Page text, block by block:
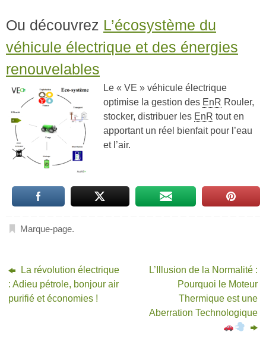
Ou découvrez L’écosystème du
véhicule électrique et des énergies
renouvelables
Le « VE » véhicule électrique
optimise la gestion des EnR Rouler,
stocker, distribuer les EnR tout en
apportant un réel bienfait pour l’eau
et l’air.
Marque-page.
La révolution électrique
: Adieu pétrole, bonjour air
purifié et économies !
L’Illusion de la Normalité :
Pourquoi le Moteur
Thermique est une
Aberration Technologique